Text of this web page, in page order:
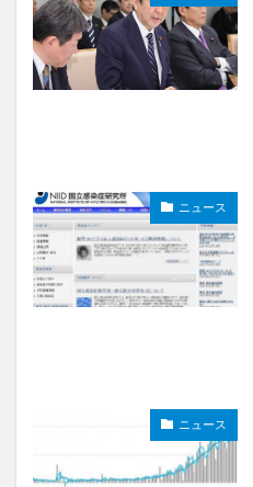
ニュース
ニュース